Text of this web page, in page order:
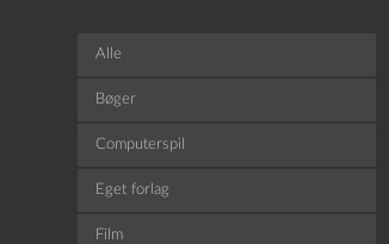
Alle
Bøger
Computerspil
Eget forlag
Film